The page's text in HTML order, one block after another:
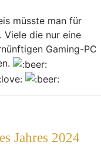
müsste man für
Viele die nur eine
Gaming-PC
Jahres 2024